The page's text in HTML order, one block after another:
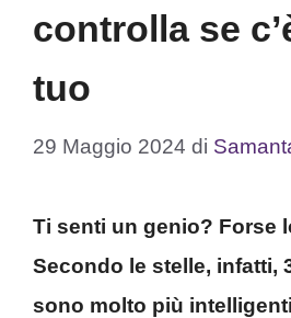
controlla se
tuo
29 Maggio 2024 di
Ti senti un genio? Forse
Secondo le stelle, infatti,
sono molto più